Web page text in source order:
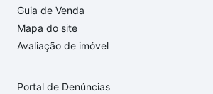
Guia de Venda
Mapa do site
Avaliação de imóvel
Portal de Denúncias